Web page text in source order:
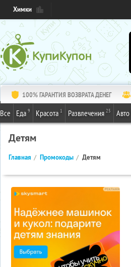
Химки
100% ГАРАНТИЯ ВОЗВРАТА ДЕНЕГ
Все Еда 9 Красота 1 Развлечения 25 Авто
Детям
Главная Промокоды Детям